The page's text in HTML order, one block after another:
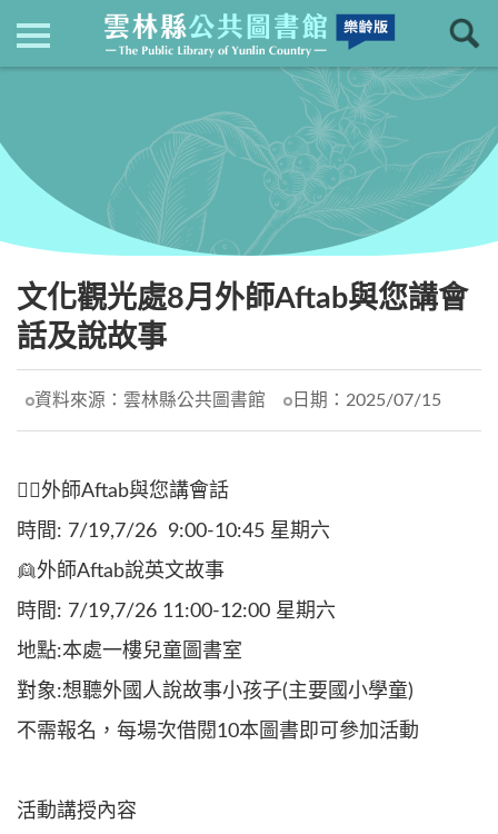
最新消息
文化觀光處8月外師Aftab與您講會
話及說故事
資料來源： 雲林縣公共圖書館 日期： 2025/07/15
👱‍♂️外師Aftab與您講會話
時間: 7/19,7/26 9:00-10:45 星期六
👱外師Aftab說英文故事
時間: 7/19,7/26 11:00-12:00 星期六
地點:本處一樓兒童圖書室
對象:想聽外國人說故事小孩子(主要國小學童)
不需報名，每場次借閱10本圖書即可參加活動
活動講授內容